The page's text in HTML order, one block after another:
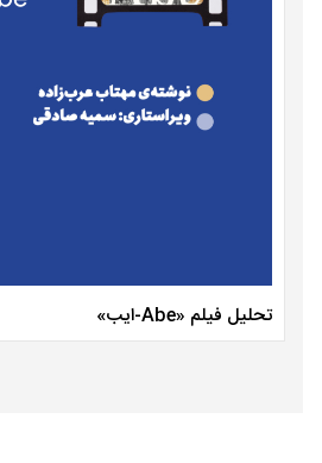
تحلیل فیلم «Abe-ایب»